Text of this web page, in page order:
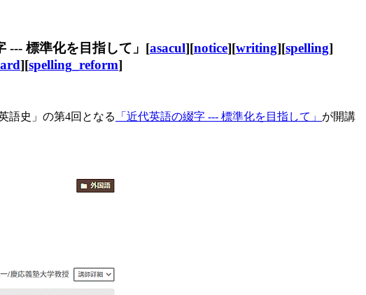
--- 標準化を目指して」[asacul][notice][writing][spelling]
][spelling_reform]
語史」の第4回となる 「近代英語の綴字 --- 標準化を目指して」 が開講